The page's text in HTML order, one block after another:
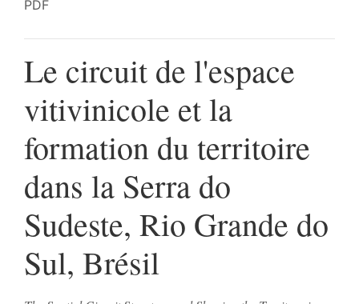
PDF
Le circuit de l'espace
vitivinicole et la
formation du territoire
dans la Serra do
Sudeste, Rio Grande do
Sul, Brésil